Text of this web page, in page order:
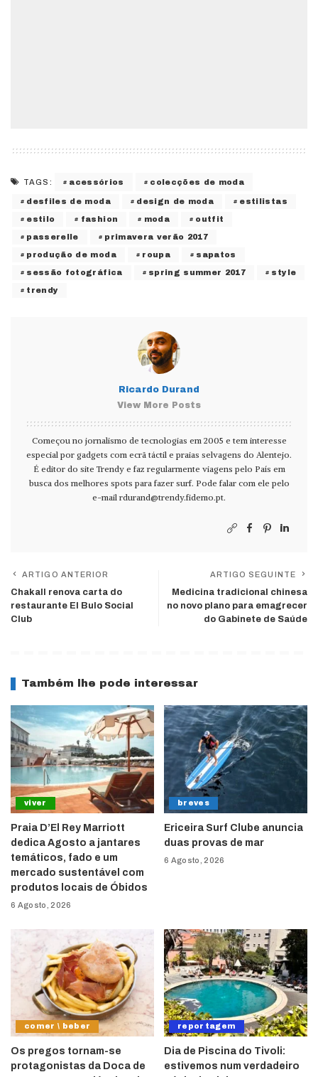
TAGS: acessórios colecções de moda
desfiles de moda design de moda estilistas
estilo fashion moda outfit
passerelle primavera verão 2017
produção de moda roupa sapatos
sessão fotográfica spring summer 2017 style
trendy
Ricardo Durand
View More Posts
Começou no jornalismo de tecnologias em 2005 e tem interesse
especial por gadgets com ecrã táctil e praias selvagens do Alentejo.
É editor do site Trendy e faz regularmente viagens pelo País em
busca dos melhores spots para fazer surf. Pode falar com ele pelo
e-mail rdurand@trendy.fidemo.pt.
ARTIGO ANTERIOR
Chakall renova carta do
restaurante El Bulo Social
Club
ARTIGO SEGUINTE
Medicina tradicional chinesa
no novo plano para emagrecer
do Gabinete de Saúde
Também lhe pode interessar
viver
Praia D’El Rey Marriott
dedica Agosto a jantares
temáticos, fado e um
mercado sustentável com
produtos locais de Óbidos
6 Agosto, 2026
breves
Ericeira Surf Clube anuncia
duas provas de mar
6 Agosto, 2026
comer \ beber
Os pregos tornam-se
protagonistas da Doca de
reportagem
Dia de Piscina do Tivoli:
estivemos num verdadeiro